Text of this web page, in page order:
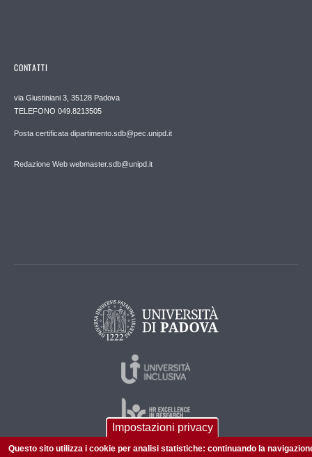
CONTATTI
via Giustiniani 3, 35128 Padova
TELEFONO 049.8213505
Posta certificata dipartimento.sdb@pec.unipd.it
Redazione Web webmaster.sdb@unipd.it
Impostazioni privacy
Questo sito utilizza i cookie per analisi statistiche: continuando la